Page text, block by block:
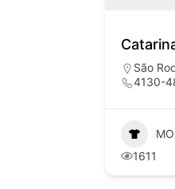
2078-
1389